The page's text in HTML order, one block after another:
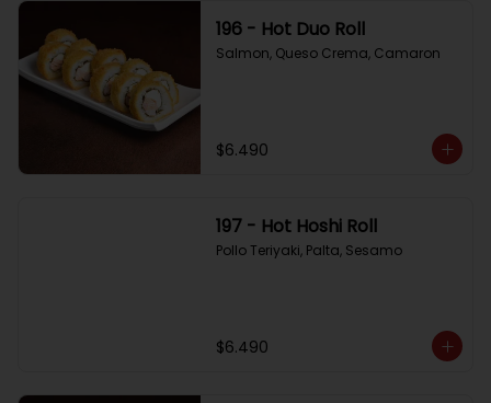
196 - Hot Duo Roll
Salmon, Queso Crema, Camaron
$6.490
197 - Hot Hoshi Roll
Pollo Teriyaki, Palta, Sesamo
$6.490